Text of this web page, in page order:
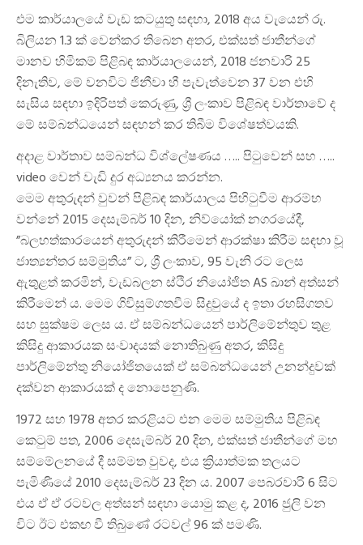
එම කාර්යාලයේ වැඩ කටයුතු සඳහා, 2018 අය වැයෙන් රු.
බිලියන 1.3 ක් වෙන්කර තිබෙන අතර, එක්සත් ජාතීන්ගේ
මානව හිමිකම් පිළිබඳ කාර්යාලයෙන්, 2018 ජනවාරි 25
දිනැතිව, මේ වනවිට ජිනීවා හී පැවැත්වෙන 37 වන එහි
සැසිය සඳහා ඉදිරිපත් කෙරුණු, ශ්‍රී ලංකාව පිළිබඳ වාර්තාවේ ද
මේ සම්බන්ධයෙන් සඳහන් කර තිබීම විශේෂත්වයකි.
අදාළ වාර්තාව සම්බන්ධ විශ්ලේෂණය ….. පිටුවෙන් සහ …..
video වෙන් වැඩි දුර අධ්‍යනය කරන්න.
මෙම අතුරුදන් වුවන් පිළිබඳ කාර්යාලය පිහිටුවීම ආරම්භ
වන්නේ 2015 දෙසැම්බර් 10 දින, නිව්යෝක් නගරයේදී,
”බලහත්කාරයෙන් අතුරුදන් කිරීමෙන් ආරක්ෂා කිරීම සඳහා වූ
ජාත්‍යන්තර සම්මුතිය” ට, ශ්‍රී ලංකාව, 95 වැනි රට ලෙස
ඇතුළත් කරමින්, වැඩබලන ස්ථිර නියෝජිත AS ඛාන් අත්සන්
කිරීමෙන් ය. මෙම ගිවිසුම්ගතවීම සිදුවුයේ ද ඉතා රහසිගතව
සහ සුක්ෂම ලෙස ය. ඒ සම්බන්ධයෙන් පාර්ලිමේන්තුව තුළ
කිසිදු ආකාරයක සංවාදයක් නොතිබුණු අතර, කිසිදු
පාර්ලිමේන්තු නියෝජිතයෙක් ඒ සම්බන්ධයෙන් උනන්දුවක්
දක්වන ආකාරයක් ද නොපෙනුණි.
1972 සහ 1978 අතර කරළියට එන මෙම සම්මුතිය පිළිබඳ
කෙටුම් පත, 2006 දෙසැම්බර් 20 දින, එක්සත් ජාතීන්ගේ මහ
සම්මේලනයේ දී සම්මත වුවද, එය ක්‍රියාත්මක තලයට
පැමිණියේ 2010 දෙසැම්බර් 23 දින ය. 2007 පෙබරවාරි 6 සිට
එය ඒ ඒ රටවල අත්සන් සඳහා යොමු කළ ද, 2016 ජුලි වන
විට ඊට එකඟ වී තිබුණේ රටවල් 96 ක් පමණි.